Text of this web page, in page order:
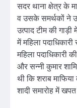
सदर थाना क्षेत्र के
व उसके समर्थकों ने
उत्पाद टीम की
में महिला
महिला पदाधिकारी
और सन्नी कुमार
थी कि शराब
शादी समारोह में